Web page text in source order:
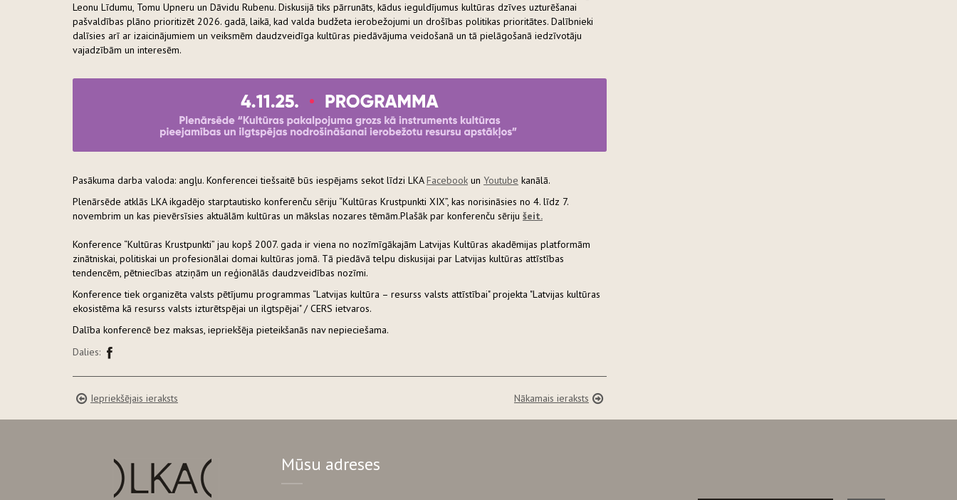
Leonu Līdumu, Tomu Upneru un Dāvidu Rubenu. Diskusijā tiks pārrunāts, kādus ieguldījumus kultūras dzīves uzturēšanai
pašvaldības plāno prioritizēt 2026. gadā, laikā, kad valda budžeta ierobežojumi un drošības politikas prioritātes. Dalībnieki
dalīsies arī ar izaicinājumiem un veiksmēm daudzveidīga kultūras piedāvājuma veidošanā un tā pielāgošanā iedzīvotāju
vajadzībām un interesēm.
Pasākuma darba valoda: angļu. Konferencei tiešsaitē būs iespējams sekot līdzi LKAFacebook un Youtube kanālā.
Plenārsēde atklās LKA ikgadējo starptautisko konferenču sēriju “Kultūras Krustpunkti XIX”, kas norisināsies no 4. līdz 7.
novembrim un kas pievērsīsies aktuālām kultūras un mākslas nozares tēmām.Plašāk par konferenču sēriju šeit.
Konference “Kultūras Krustpunkti” jau kopš 2007. gada ir viena no nozīmīgākajām Latvijas Kultūras akadēmijas platformām
zinātniskai, politiskai un profesionālai domai kultūras jomā. Tā piedāvā telpu diskusijai par Latvijas kultūras attīstības
tendencēm, pētniecības atziņām un reģionālās daudzveidības nozīmi.
Konference tiek organizēta valsts pētījumu programmas “Latvijas kultūra – resurss valsts attīstībai" projekta "Latvijas kultūras
ekosistēma kā resurss valsts izturētspējai un ilgtspējai" / CERS ietvaros.
Dalība konferencē bez maksas, iepriekšēja pieteikšanās nav nepieciešama.
Dalies:
Iepriekšējais ieraksts Nākamais ieraksts
Mūsu adreses